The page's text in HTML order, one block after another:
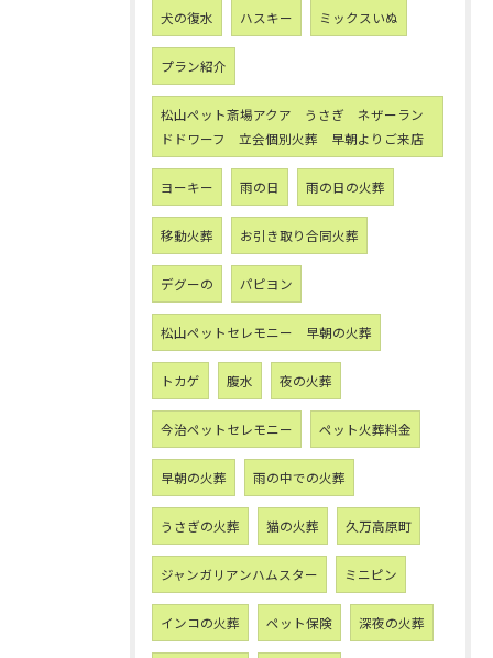
犬の復水 ハスキー ミックスいぬ
プラン紹介
松山ペット斎場アクア うさぎ ネザーラン
ドドワーフ 立会個別火葬 早朝よりご来店
ヨーキー 雨の日 雨の日の火葬
移動火葬 お引き取り合同火葬
デグーの パピヨン
松山ペットセレモニー 早朝の火葬
トカゲ 腹水 夜の火葬
今治ペットセレモニー ペット火葬料金
早朝の火葬 雨の中での火葬
うさぎの火葬 猫の火葬 久万高原町
ジャンガリアンハムスター ミニピン
インコの火葬 ペット保険 深夜の火葬